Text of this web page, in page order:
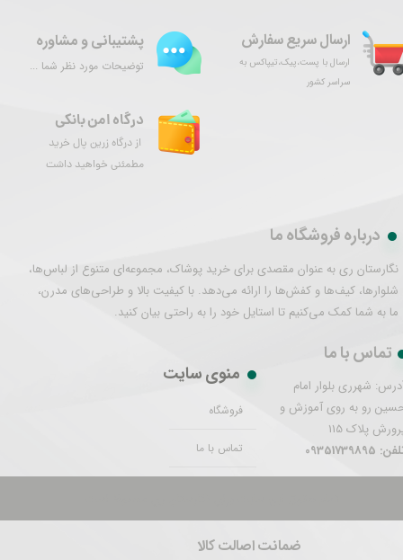
ضمانت اصالت کالا
ارسال سریع سفارش
ارسال با پست،پیک،تیپاکس به
سراسر کشور
درگاه امن بانکی
از درگاه زرین پال خرید
مطمئنی خواهید داشت
پشتیبانی و مشاوره
توضیحات مورد نظر شما ...
درباره فروشگاه ما
نگارستان ری به عنوان مقصدی برای خرید پوشاک، مجموعه‌ای متنوع از لباس‌ها،
شلوارها، کیف‌ها و کفش‌ها را ارائه می‌دهد. با کیفیت بالا و طراحی‌های مدرن،
ما به شما کمک می‌کنیم تا استایل خود را به راحتی بیان کنید.
تماس با ما
شهرری بلوار امام
رو به روی آموزش و
پلاک 115
09351739895
منوی سایت
فروشگاه
تماس با ما